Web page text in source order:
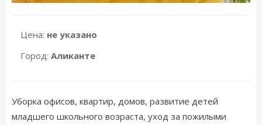
Цена: не указано
Город: Аликанте
Уборка офисов, квартир, домов, развитие детей
младшего школьного возраста, уход за пожилыми